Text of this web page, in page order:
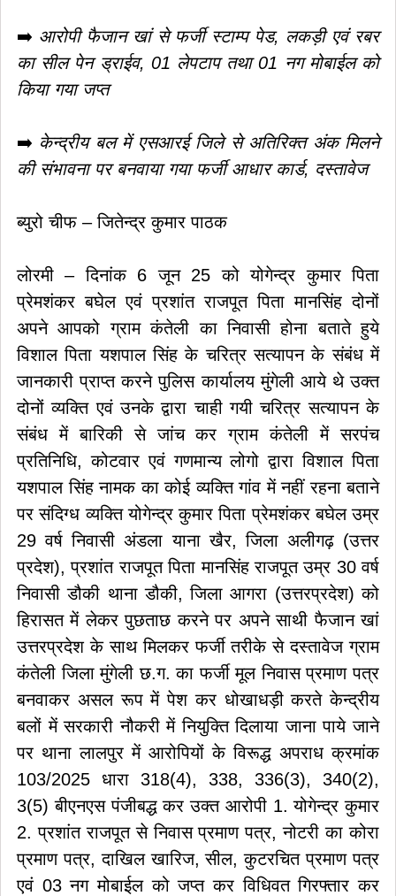
➡️ आरोपी फैजान खां से फर्जी स्टाम्प पेड, लकड़ी एवं रबर
का सील पेन ड्राईव, 01 लेपटाप तथा 01 नग मोबाईल को
किया गया जप्त
➡️ केन्द्रीय बल में एसआरई जिले से अतिरिक्त अंक मिलने
की संभावना पर बनवाया गया फर्जी आधार कार्ड, दस्तावेज
ब्युरो चीफ – जितेन्द्र कुमार पाठक
लोरमी – दिनांक 6 जून 25 को योगेन्द्र कुमार पिता
प्रेमशंकर बघेल एवं प्रशांत राजपूत पिता मानसिंह दोनों
अपने आपको ग्राम कंतेली का निवासी होना बताते हुये
विशाल पिता यशपाल सिंह के चरित्र सत्यापन के संबंध में
जानकारी प्राप्त करने पुलिस कार्यालय मुंगेली आये थे उक्त
दोनों व्यक्ति एवं उनके द्वारा चाही गयी चरित्र सत्यापन के
संबंध में बारिकी से जांच कर ग्राम कंतेली में सरपंच
प्रतिनिधि, कोटवार एवं गणमान्य लोगो द्वारा विशाल पिता
यशपाल सिंह नामक का कोई व्यक्ति गांव में नहीं रहना बताने
पर संदिग्ध व्यक्ति योगेन्द्र कुमार पिता प्रेमशंकर बघेल उम्र
29 वर्ष निवासी अंडला याना खैर, जिला अलीगढ़ (उत्तर
प्रदेश), प्रशांत राजपूत पिता मानसिंह राजपूत उम्र 30 वर्ष
निवासी डौकी थाना डौकी, जिला आगरा (उत्तरप्रदेश) को
हिरासत में लेकर पुछताछ करने पर अपने साथी फैजान खां
उत्तरप्रदेश के साथ मिलकर फर्जी तरीके से दस्तावेज ग्राम
कंतेली जिला मुंगेली छ.ग. का फर्जी मूल निवास प्रमाण पत्र
बनवाकर असल रूप में पेश कर धोखाधड़ी करते केन्द्रीय
बलों में सरकारी नौकरी में नियुक्ति दिलाया जाना पाये जाने
पर थाना लालपुर में आरोपियों के विरूद्ध अपराध क्रमांक
103/2025 धारा 318(4), 338, 336(3), 340(2),
3(5) बीएनएस पंजीबद्ध कर उक्त आरोपी 1. योगेन्द्र कुमार
2. प्रशांत राजपूत से निवास प्रमाण पत्र, नोटरी का कोरा
प्रमाण पत्र, दाखिल खारिज, सील, कुटरचित प्रमाण पत्र
एवं 03 नग मोबाईल को जप्त कर विधिवत गिरफ्तार कर